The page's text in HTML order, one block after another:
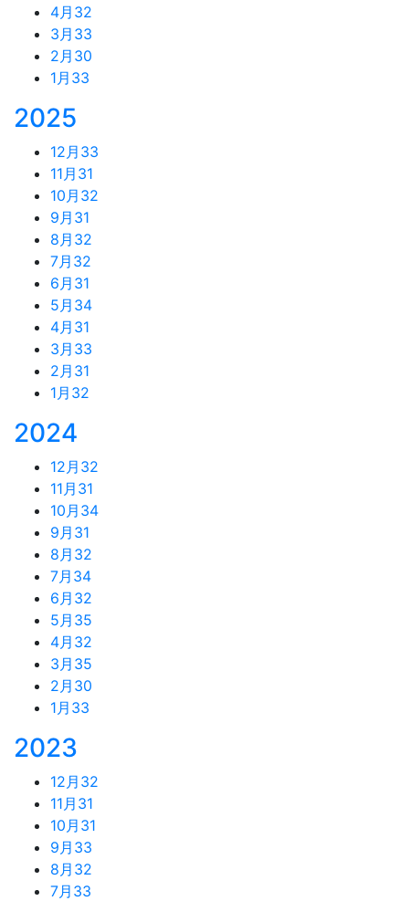
4月 32
3月 33
2月 30
1月 33
2025
12月 33
11月 31
10月 32
9月 31
8月 32
7月 32
6月 31
5月 34
4月 31
3月 33
2月 31
1月 32
2024
12月 32
11月 31
10月 34
9月 31
8月 32
7月 34
6月 32
5月 35
4月 32
3月 35
2月 30
1月 33
2023
12月 32
11月 31
10月 31
9月 33
8月 32
7月 33